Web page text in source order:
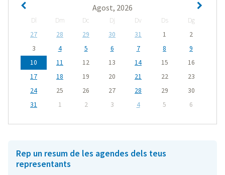
Agost, 2026
Dl Dm Dc Dj Dv Ds
Dg
27
28 29 30 31 1
2
3
4 5 6 7 8
9
10
11 12 13 14 15
16
17
18 19 20 21 22
23
24
25 26 27 28 29
30
31
1 2 3 4 5 6
Rep un resum de les agendes dels teus
representants